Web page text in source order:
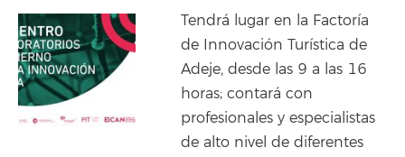
Tendrá lugar en la Factoría
de Innovación Turística de
Adeje, desde las 9 a las 16
horas; contará con
profesionales y especialistas
de alto nivel de diferentes